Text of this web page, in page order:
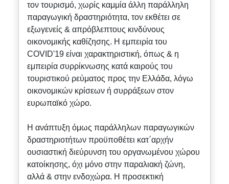
τον τουρισμό, χωρίς καμμία άλλη παράλληλη
παραγωγική δραστηριότητα, τον εκθέτει σε
εξωγενείς & απρόβλεπτους κινδύνους
οικονομικής καθίζησης. Η εμπειρία του
COVID'19 είναι χαρακτηριστική, όπως & η
εμπειρία συρρίκνωσης κατά καιρούς του
τουριστικού ρεύματος προς την Ελλάδα, λόγω
οικονομικών κρίσεων ή συρράξεων στον
ευρωπαϊκό χώρο.
Η ανάπτυξη όμως παράλληλων παραγωγικών
δραστηριοτήτων προϋποθέτει κατ΄αρχήν
ουσιαστική διεύρυνση του οργανωμένου χώρου
κατοίκησης, όχι μόνο στην παραλιακή ζώνη,
αλλά & στην ενδοχώρα. Η προσεκτική